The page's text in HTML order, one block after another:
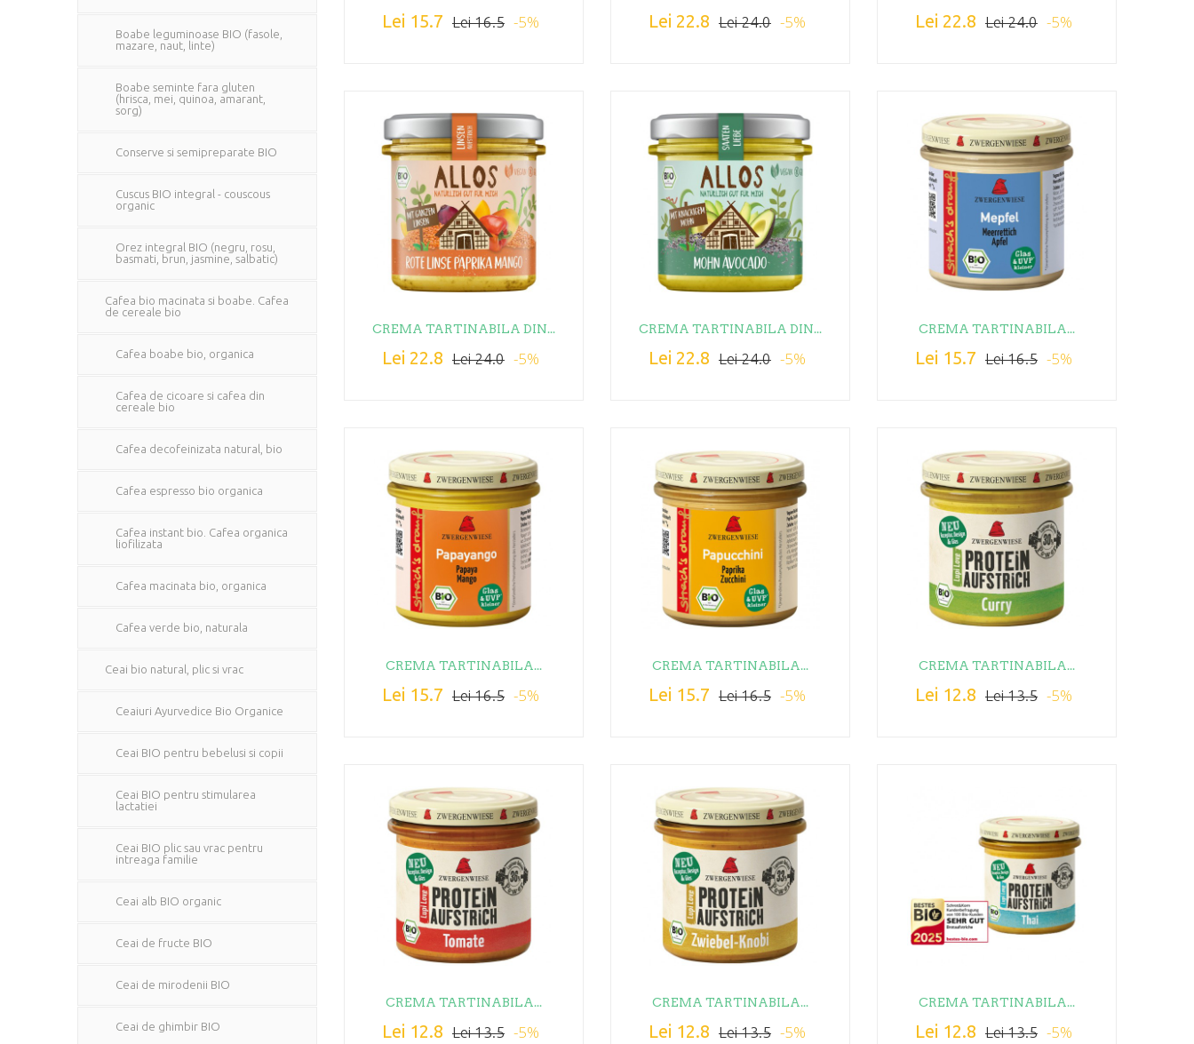
Boabe leguminoase BIO (fasole,
mazare, naut, linte)
Boabe seminte fara gluten
(hrisca, mei, quinoa, amarant,
sorg)
Conserve si semipreparate BIO
Cuscus BIO integral - couscous
organic
Orez integral BIO (negru, rosu,
basmati, brun, jasmine, salbatic)
Cafea bio macinata si boabe. Cafea
de cereale bio
Cafea boabe bio, organica
Cafea de cicoare si cafea din
cereale bio
Cafea decofeinizata natural, bio
Cafea espresso bio organica
Cafea instant bio. Cafea organica
liofilizata
Cafea macinata bio, organica
Cafea verde bio, naturala
Ceai bio natural, plic si vrac
Ceaiuri Ayurvedice Bio Organice
Ceai BIO pentru bebelusi si copii
Ceai BIO pentru stimularea
lactatiei
Ceai BIO plic sau vrac pentru
intreaga familie
Ceai alb BIO organic
Ceai de fructe BIO
Ceai de mirodenii BIO
Ceai de ghimbir BIO
Lei 15.7 Lei 16.5 -5% Lei 22.8 Lei 24.0 -5% Lei 22.8 Lei 24.0 -5%
CREMA TARTINABILA DIN...
Lei 22.8 Lei 24.0 -5%
CREMA TARTINABILA DIN...
Lei 22.8 Lei 24.0 -5%
CREMA TARTINABILA...
Lei 15.7 Lei 16.5 -5%
CREMA TARTINABILA...
Lei 15.7 Lei 16.5 -5%
CREMA TARTINABILA...
Lei 15.7 Lei 16.5 -5%
CREMA TARTINABILA...
Lei 12.8 Lei 13.5 -5%
CREMA TARTINABILA...
Lei 12.8 Lei 13.5 -5%
CREMA TARTINABILA...
Lei 12.8 Lei 13.5 -5%
CREMA TARTINABILA...
Lei 12.8 Lei 13.5 -5%